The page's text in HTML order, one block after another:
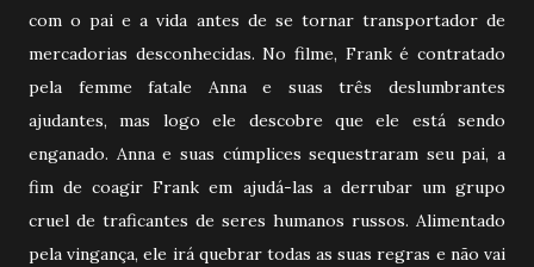
com o pai e a vida antes de se tornar transportador de
mercadorias desconhecidas. No filme, Frank é contratado
pela femme fatale Anna e suas três deslumbrantes
ajudantes, mas logo ele descobre que ele está sendo
enganado. Anna e suas cúmplices sequestraram seu pai, a
fim de coagir Frank em ajudá-las a derrubar um grupo
cruel de traficantes de seres humanos russos. Alimentado
pela vingança, ele irá quebrar todas as suas regras e não vai